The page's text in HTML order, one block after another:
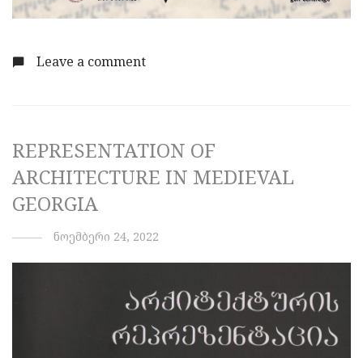
Leave a comment
REPRESENTATION OF
ARCHITECTURE IN MEDIEVAL
GEORGIA
ნოემბერი 24, 2022